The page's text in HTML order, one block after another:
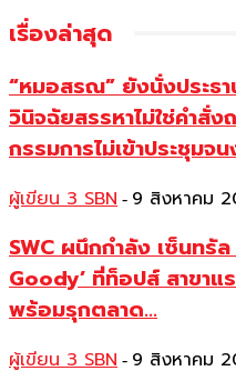
เรื่องล่าสุด
“หมอสรณ” ยังนั่งประธ
วินิจฉัยสรรหาไม่ใช่คำสั่
กรรมการไม่เข้าประชุมจ
ผู้เขียน 3 SBN - 9 สิงหาคม
SWC ผนึกกำลัง เซ็นทรั
Goody’ ที่ท็อปส์ สาขา
พร้อมรุกตลาด...
ผู้เขียน 3 SBN - 9 สิงหาคม